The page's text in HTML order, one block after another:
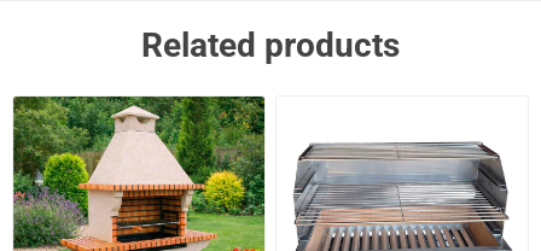
Related products